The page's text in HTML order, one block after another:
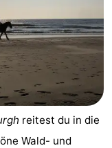
reitest du in die
Wald- und